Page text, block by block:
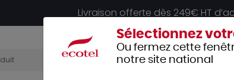
Livraison offerte dès 249€ HT
Sélectionnez
Ou fermez cette
notre site national